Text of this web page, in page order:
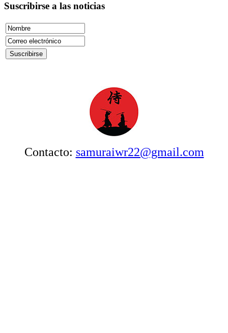
Suscribirse a las noticias
Contacto: samuraiwr22@gmail.com